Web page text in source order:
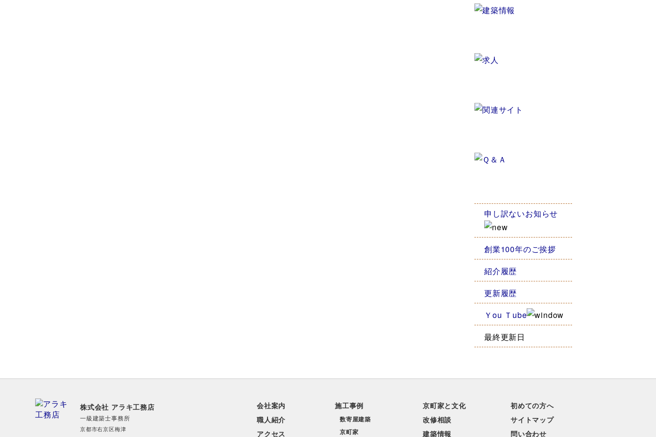
申し訳ないお知らせ
創業100年のご挨拶
紹介履歴
更新履歴
Ｙou Ｔube
最終更新日
株式会社 アラキ工務店
一級建築士事務所
京都市右京区梅津
会社案内
職人紹介
アクセス
施工事例
数寄屋建築
京町家
京町家と文化
改修相談
建築情報
初めての方へ
サイトマップ
問い合わせ